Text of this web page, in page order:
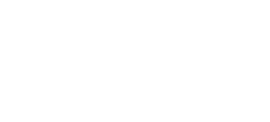
了承ください。
き作成されるも
ようお願いしま
1000ppm以下、
下、フタル酸ジブチ
要な手段を講じ
通知します。
、取り引きをい
ムロン制御